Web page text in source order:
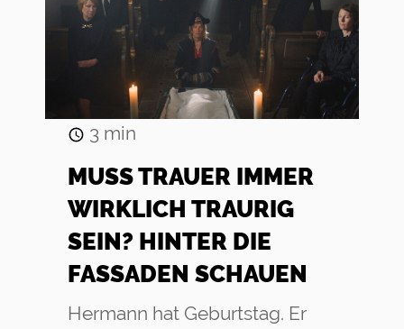
3 min
MUSS TRAUER IMMER
WIRKLICH TRAURIG
SEIN? HINTER DIE
FASSADEN SCHAUEN
Hermann hat Geburtstag. Er